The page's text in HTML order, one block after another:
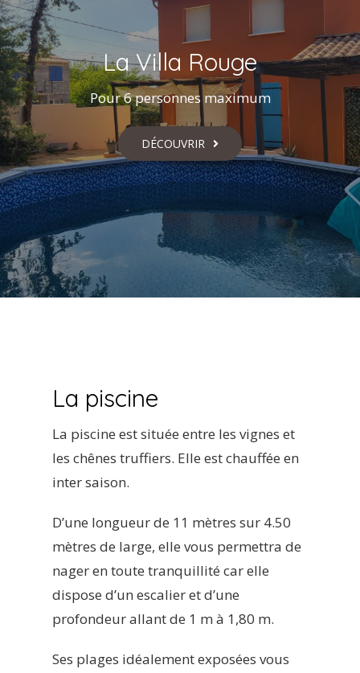
La Villa Rouge
Pour 6 personnes maximum
DÉCOUVRIR
La piscine
La piscine est située entre les vignes et
les chênes truffiers. Elle est chauffée en
inter saison.
D’une longueur de 11 mètres sur 4.50
mètres de large, elle vous permettra de
nager en toute tranquillité car elle
dispose d’un escalier et d’une
profondeur allant de 1 m à 1,80 m.
Ses plages idéalement exposées vous